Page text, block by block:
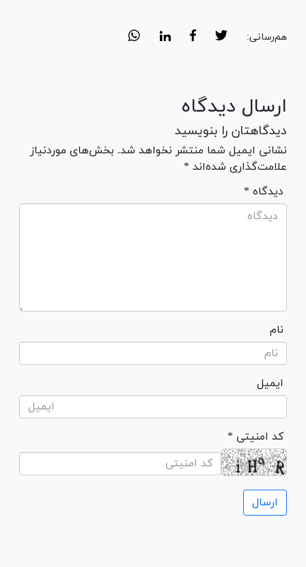
هم‌رسانی:
ارسال دیدگاه
دیدگاهتان را بنویسید
نشانی ایمیل شما منتشر نخواهد شد. بخش‌های موردنیاز
علامت‌گذاری شده‌اند *
* دیدگاه
نام
ایمیل
* کد امنیتی